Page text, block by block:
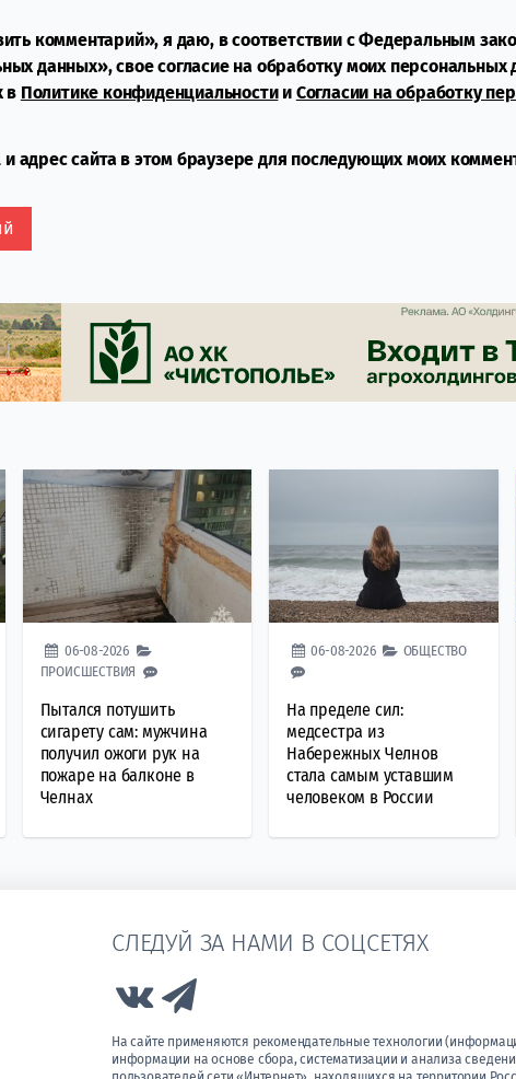
комментарий», я даю, в соответствии с Федеральным
данных», свое согласие на обработку моих персональных
в Политике конфиденциальностии Согласии на обработку
адрес сайта в этом браузере для последующих моих
06-08-2026
ПРОИСШЕСТВИЯ
Пытался потушить
сигарету сам: мужчина
получил ожоги рук на
пожаре на балконе в
Челнах
06-08-2026 ОБЩЕСТВО
На пределе сил:
медсестра из
Набережных Челнов
стала самым уставшим
человеком в России
СЛЕДУЙ ЗА НАМИ В СОЦСЕТЯХ
Link to Vk
На сайте применяются рекомендательные технологии
информации на основе сбора, систематизации и анализа